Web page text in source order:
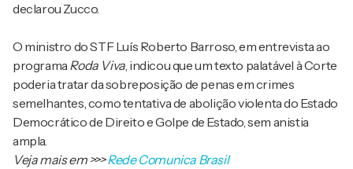
declarou Zucco.
O ministro do STF Luís Roberto Barroso, em entrevista ao
programaRoda Viva, indicou que um texto palatável à Corte
poderia tratar da sobreposição de penas em crimes
semelhantes, como tentativa de abolição violenta do Estado
Democrático de Direito e Golpe de Estado, sem anistia
ampla.
Veja mais em>>>Rede Comunica Brasil